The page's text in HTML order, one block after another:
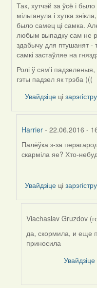
In
reply
to
by
Дарья
(госць)
Так, хутчэй за ўсё і
мільганула і хутка
было самец ці самка.
любым выпадку сам не
здабычу для птушанят -
самкі застаўляе на
Ролі ў сям'і
гэты падзел як трэба (((
Увайдзіце ці
Harrier - 22.06.2016 -
In
reply
Harrier
Палёўка з-за
скарміла яе? Хто-
Увайдзіце ці
Viachaslav Gruzdov
In
reply
да, скормила, и еще
приносила
Увайдзіце